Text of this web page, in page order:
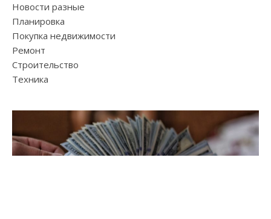
Новости разные
Планировка
Покупка недвижимости
Ремонт
Строительство
Техника